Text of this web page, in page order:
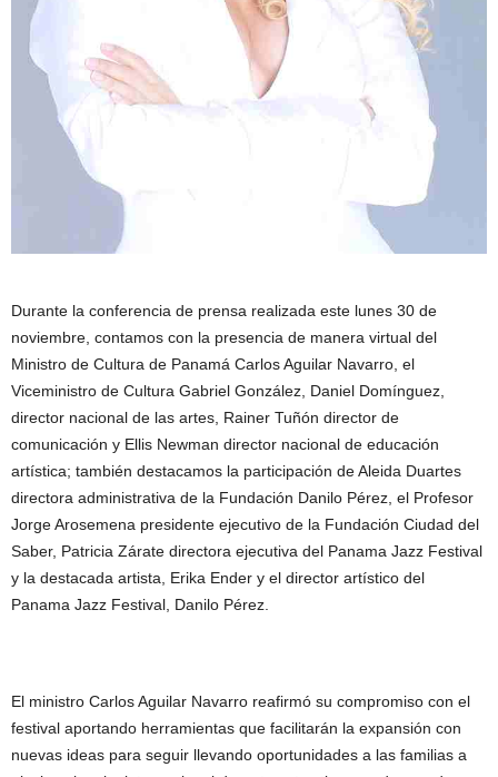
Durante la conferencia de prensa realizada este lunes 30 de
noviembre, contamos con la presencia de manera virtual del
Ministro de Cultura de Panamá Carlos Aguilar Navarro, el
Viceministro de Cultura Gabriel González, Daniel Domínguez,
director nacional de las artes, Rainer Tuñón director de
comunicación y Ellis Newman director nacional de educación
artística; también destacamos la participación de Aleida Duartes
directora administrativa de la Fundación Danilo Pérez, el Profesor
Jorge Arosemena presidente ejecutivo de la Fundación Ciudad del
Saber, Patricia Zárate directora ejecutiva del Panama Jazz Festival
y la destacada artista, Erika Ender y el director artístico del
Panama Jazz Festival, Danilo Pérez.
El ministro Carlos Aguilar Navarro reafirmó su compromiso con el
festival aportando herramientas que facilitarán la expansión con
nuevas ideas para seguir llevando oportunidades a las familias a